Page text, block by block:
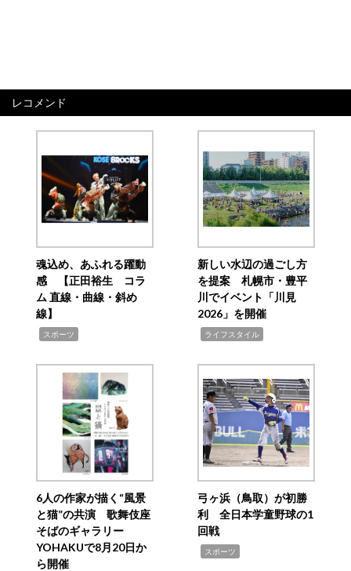
レコメンド
魂込め、あふれる躍動
感 【正田裕生 コラ
ム 直線・曲線・斜め
線】
スポーツ
新しい水辺の過ごし方
を提案 札幌市・豊平
川でイベント「川見
2026」を開催
ライフスタイル
6人の作家が描く“風景
と猫”の共演 歌舞伎座
そばのギャラリー
YOHAKUで8月20日か
ら開催
弓ヶ浜（鳥取）が初勝
利 全日本学童野球の1
回戦
スポーツ